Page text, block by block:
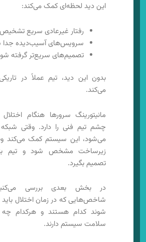
این دید لحظه‌ای کمک می‌کند:
رفتار غیرعادی سریع
سرویس‌های آسیب‌دیده جدا
تصمیم‌های سریع‌تر گرفته
بدون این دید، تیم عملاً در
می‌کند.
مانیتورینگ سرورها هنگام
چشم تیم فنی را دارد. وقتی
می‌شود، این سیستم کمک می‌کند
زیرساخت مشخص شود و تیم
تصمیم بگیرد.
در بخش بعدی بررسی
شاخص‌هایی که در زمان اختلال باید
شوند کدام هستند و هرکدام چه
سلامت سیستم دارند.